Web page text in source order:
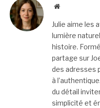
Website
Julie aime les
lumière
histoire.
partage sur
des adresses
à
du détail
simplicité et